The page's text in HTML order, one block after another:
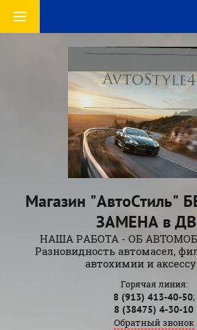
Магазин "АвтоСтиль"
ЗАМЕНА в
НАША РАБОТА - ОБ
Разновидность автомасел,
автохимии и
Горячая линия:
8 (913) 413-40-50;
8 (38475) 4-30-10
Обратный звонок